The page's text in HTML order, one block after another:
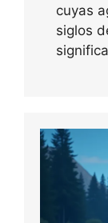
cuyas
siglos